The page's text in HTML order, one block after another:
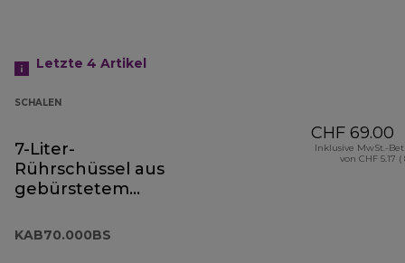
Letzte 4 Artikel
SCHALEN
7-Liter-
Rührschüssel aus
gebürstetem
KAB70.000BS
KAB70.000BS
CHF 69.00
Inklusive MwSt.-
von CHF 5.17 (